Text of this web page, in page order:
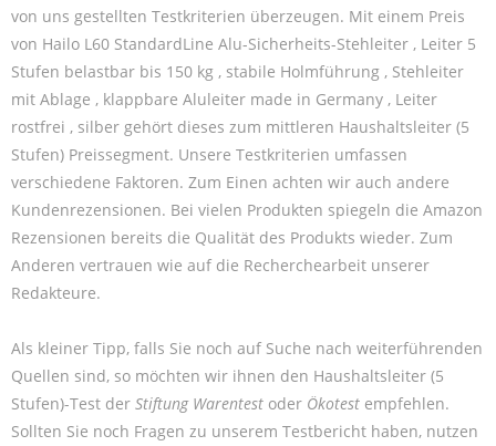
von uns gestellten Testkriterien überzeugen. Mit einem Preis
von Hailo L60 StandardLine Alu-Sicherheits-Stehleiter , Leiter 5
Stufen belastbar bis 150 kg , stabile Holmführung , Stehleiter
mit Ablage , klappbare Aluleiter made in Germany , Leiter
rostfrei , silber gehört dieses zum mittleren Haushaltsleiter (5
Stufen) Preissegment. Unsere Testkriterien umfassen
verschiedene Faktoren. Zum Einen achten wir auch andere
Kundenrezensionen. Bei vielen Produkten spiegeln die Amazon
Rezensionen bereits die Qualität des Produkts wieder. Zum
Anderen vertrauen wie auf die Recherchearbeit unserer
Redakteure.
Als kleiner Tipp, falls Sie noch auf Suche nach weiterführenden
Quellen sind, so möchten wir ihnen den Haushaltsleiter (5
Stufen)-Test der Stiftung Warentest oder Ökotest empfehlen.
Sollten Sie noch Fragen zu unserem Testbericht haben, nutzen